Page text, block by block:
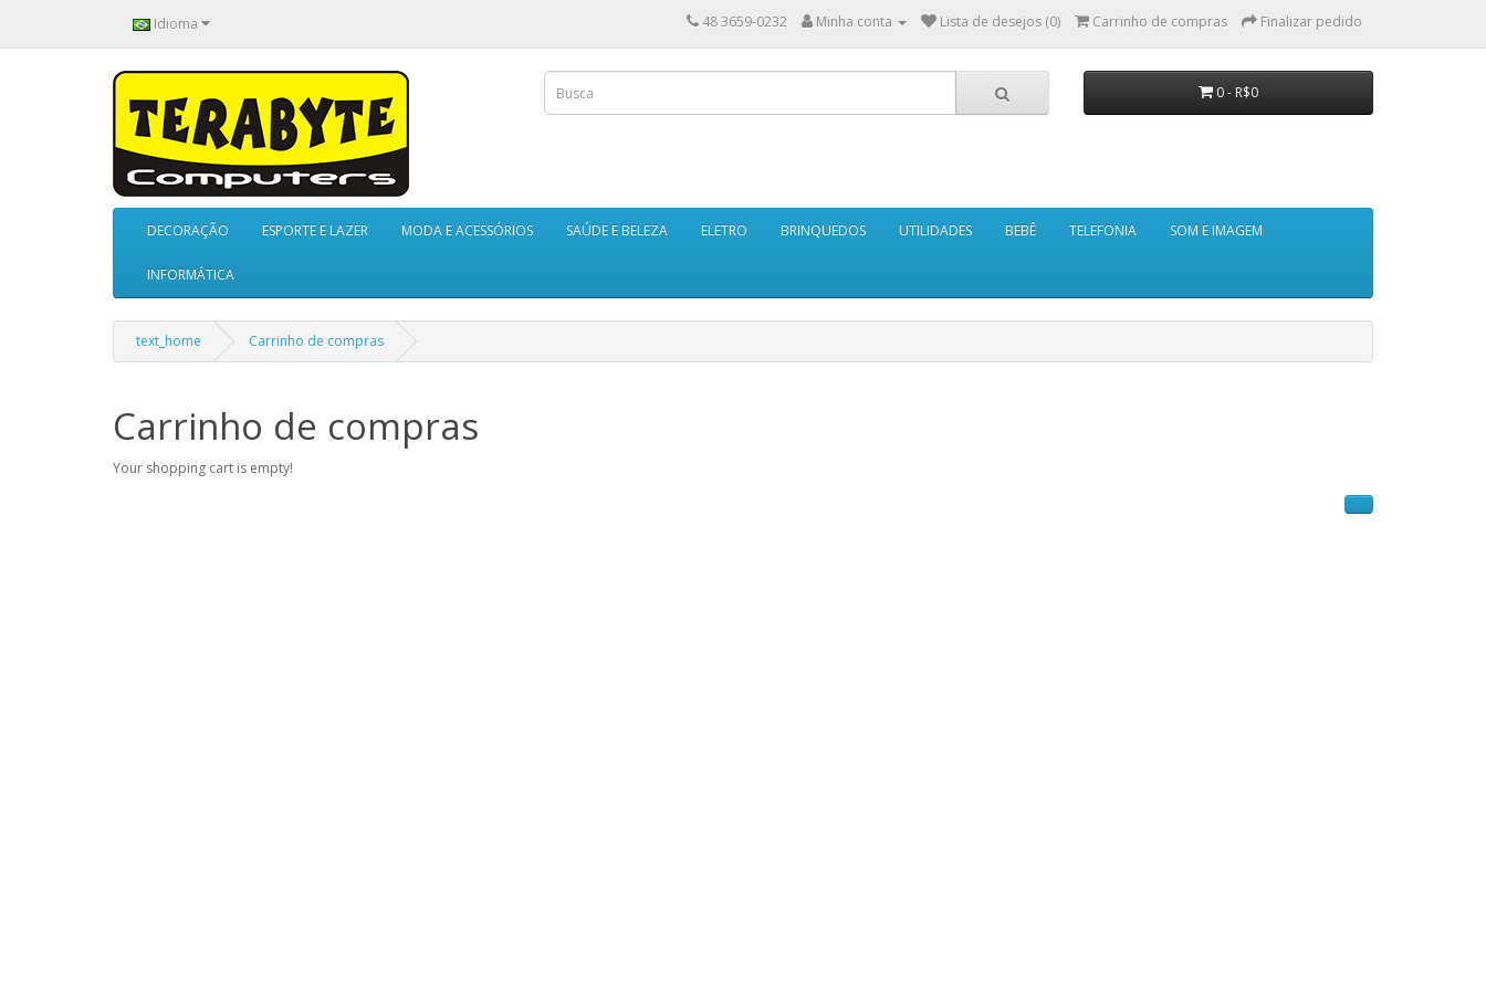
Idioma 48 3659-0232 Minha conta Lista de desejos (0) Carrinho de compras Finalizar pedido
0 - R$0
DECORAÇÃO ESPORTE E LAZER MODA E ACESSÓRIOS SAÚDE E BELEZA ELETRO BRINQUEDOS UTILIDADES BEBÊ TELEFONIA SOM E IMAGEM
INFORMÁTICA
text_home Carrinho de compras
Carrinho de compras
Your shopping cart is empty!